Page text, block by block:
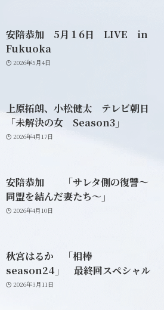
安陪恭加 5月１6日 LIVE in
Fukuoka
2026年5月4日
上原拓朗、小松健太 テレビ朝日
「未解決の女 Season3」
2026年4月17日
安陪恭加 「サレタ側の復讐～
同盟を結んだ妻たち～」
2026年4月10日
秋宮はるか 「相棒
season24」 最終回スペシャル
2026年3月11日